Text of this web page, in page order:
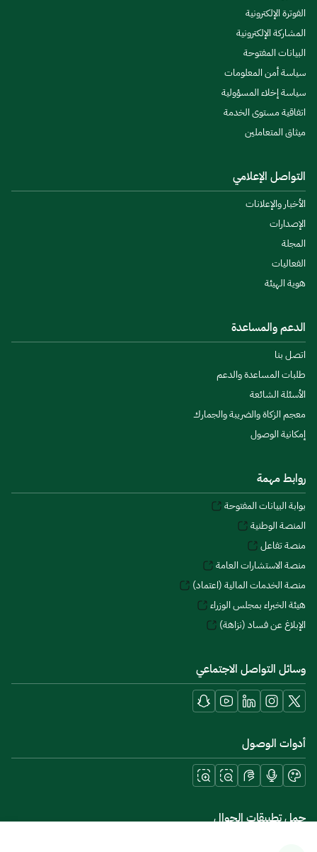
الفوترة الإلكترونية
المشاركة الإلكترونية
البيانات المفتوحة
سياسة أمن المعلومات
سياسة إخلاء المسؤولية
اتفاقية مستوى الخدمة
ميثاق المتعاملين
التواصل الإعلامي
الأخبار والإعلانات
الإصدارات
المجلة
الفعاليات
هوية الهيئة
الدعم والمساعدة
اتصل بنا
طلبات المساعدة والدعم
الأسئلة الشائعة
معجم الزكاة والضريبة والجمارك
إمكانية الوصول
روابط مهمة
بوابة البيانات المفتوحة
المنصة الوطنية
منصة تفاعل
منصة الاستشارات العامة
منصة الخدمات المالية (اعتماد)
هيئة الخبراء بمجلس الوزراء
الإبلاغ عن فساد (نزاهة)
وسائل التواصل الاجتماعي
أدوات الوصول
حمل تطبيقات الجوال